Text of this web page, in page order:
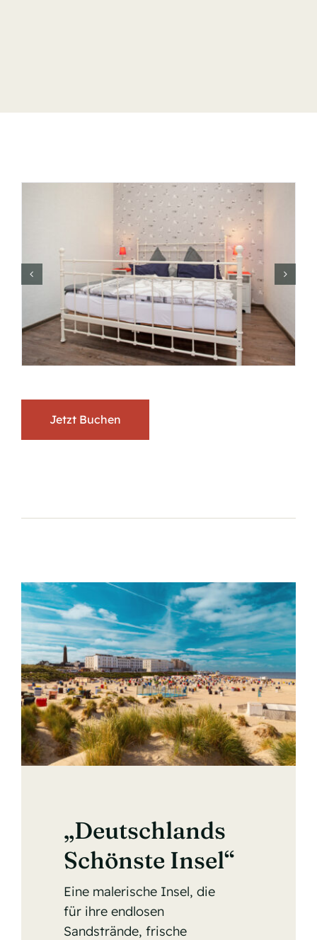
Jetzt Buchen
„Deutschlands
Schönste Insel“
Eine malerische Insel, die
für ihre endlosen
Sandstrände, frische